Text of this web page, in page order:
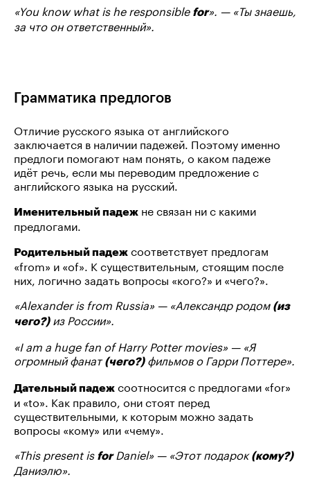
«You know what is he responsible for». — «Ты знаешь,
за что он ответственный».
Грамматика предлогов
Отличие русского языка от английского
заключается в наличии падежей. Поэтому именно
предлоги помогают нам понять, о каком падеже
идёт речь, если мы переводим предложение с
английского языка на русский.
Именительный падеж не связан ни с какими
предлогами.
Родительный падеж соответствует предлогам
«from» и «of». К существительным, стоящим после
них, логично задать вопросы «кого?» и «чего?».
«Alexander is from Russia» — «Александр родом (из
чего?)из России».
«I am a huge fan of Harry Potter movies» — «Я
огромный фанат(чего?)фильмов о Гарри Поттере».
Дательный падеж соотносится с предлогами «for»
и «to». Как правило, они стоят перед
существительными, к которым можно задать
вопросы «кому» или «чему».
«This present is forDaniel» — «Этот подарок(кому?)
Даниэлю».